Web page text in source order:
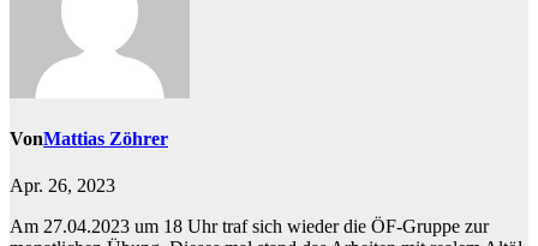
VonMattias Zöhrer
Apr. 26, 2023
Am 27.04.2023 um 18 Uhr traf sich wieder die ÖF-Gruppe zur